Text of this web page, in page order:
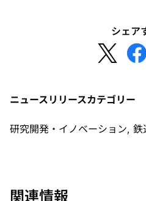
シェア
し
タ
で
ニュースリリースカテゴリー
研究開発・イノベーション, 鉄
関連情報